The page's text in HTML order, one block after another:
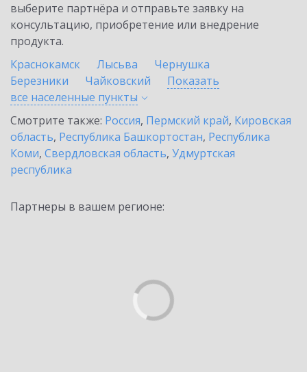
выберите партнёра и отправьте заявку на
консультацию, приобретение или внедрение
продукта.
Краснокамск
Лысьва
Чернушка
Березники
Чайковский
Показать
все населенные пункты
Смотрите также: Россия, Пермский край, Кировская
область, Республика Башкортостан, Республика
Коми, Свердловская область, Удмуртская
республика
Партнеры в вашем регионе: